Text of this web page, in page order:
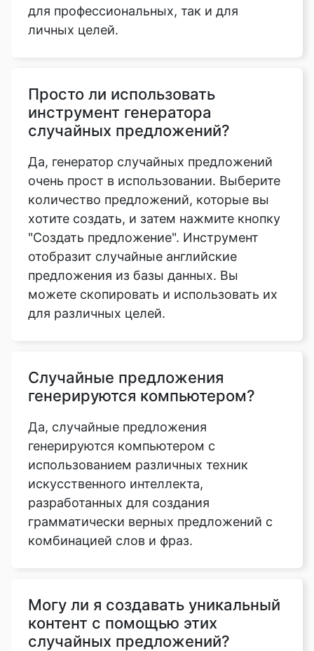
для профессиональных, так и для
личных целей.
Просто ли использовать
инструмент генератора
случайных предложений?
Да, генератор случайных предложений
очень прост в использовании. Выберите
количество предложений, которые вы
хотите создать, и затем нажмите кнопку
"Создать предложение". Инструмент
отобразит случайные английские
предложения из базы данных. Вы
можете скопировать и использовать их
для различных целей.
Случайные предложения
генерируются компьютером?
Да, случайные предложения
генерируются компьютером с
использованием различных техник
искусственного интеллекта,
разработанных для создания
грамматически верных предложений с
комбинацией слов и фраз.
Могу ли я создавать уникальный
контент с помощью этих
случайных предложений?